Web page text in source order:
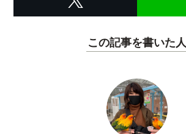
この記事を書いた人